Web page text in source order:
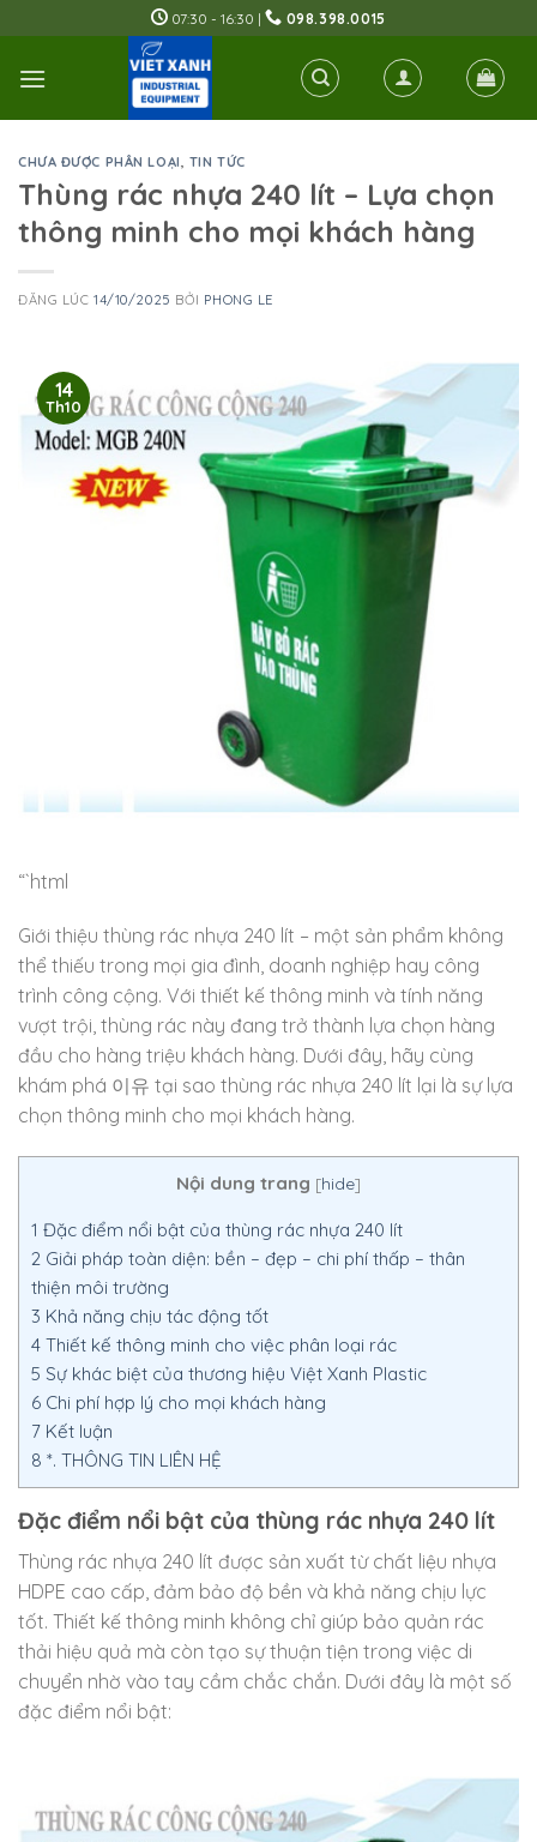
to
content
07:30 - 16:30 | 098.398.0015
CHƯA ĐƯỢC PHÂN LOẠI, TIN TỨC
Thùng rác nhựa 240 lít – Lựa chọn
thông minh cho mọi khách hàng
ĐĂNG LÚC14/10/2025 BỞI PHONG LE
14
Th10
“`html
Giới thiệu thùng rác nhựa 240 lít – một sản phẩm không
thể thiếu trong mọi gia đình, doanh nghiệp hay công
trình công cộng. Với thiết kế thông minh và tính năng
vượt trội, thùng rác này đang trở thành lựa chọn hàng
đầu cho hàng triệu khách hàng. Dưới đây, hãy cùng
khám phá 이유 tại sao thùng rác nhựa 240 lít lại là sự lựa
chọn thông minh cho mọi khách hàng.
Nội dung trang [hide]
1 Đặc điểm nổi bật của thùng rác nhựa 240 lít
2 Giải pháp toàn diện: bền – đẹp – chi phí thấp – thân
thiện môi trường
3 Khả năng chịu tác động tốt
4 Thiết kế thông minh cho việc phân loại rác
5 Sự khác biệt của thương hiệu Việt Xanh Plastic
6 Chi phí hợp lý cho mọi khách hàng
7 Kết luận
8 *. THÔNG TIN LIÊN HỆ
Đặc điểm nổi bật của thùng rác nhựa 240 lít
Thùng rác nhựa 240 lít được sản xuất từ chất liệu nhựa
HDPE cao cấp, đảm bảo độ bền và khả năng chịu lực
tốt. Thiết kế thông minh không chỉ giúp bảo quản rác
thải hiệu quả mà còn tạo sự thuận tiện trong việc di
chuyển nhờ vào tay cầm chắc chắn. Dưới đây là một số
đặc điểm nổi bật: